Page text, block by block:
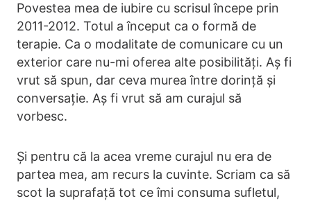
Povestea mea de iubire cu scrisul începe prin
2011-2012. Totul a început ca o formă de
terapie. Ca o modalitate de comunicare cu un
exterior care nu-mi oferea alte posibilități. Aș fi
vrut să spun, dar ceva murea între dorință și
conversație. Aș fi vrut să am curajul să
vorbesc.
Și pentru că la acea vreme curajul nu era de
partea mea, am recurs la cuvinte. Scriam ca să
scot la suprafață tot ce îmi consuma sufletul,